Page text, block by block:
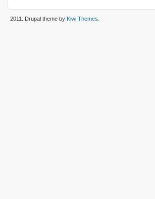
2011 . Drupal theme by Kiwi Themes